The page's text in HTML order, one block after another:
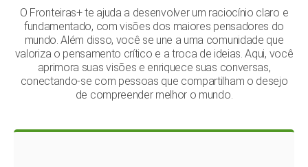
O Fronteiras+ te ajuda a desenvolver um raciocínio claro e
fundamentado, com visões dos maiores pensadores do
mundo. Além disso, você se une a uma comunidade que
valoriza o pensamento crítico e a troca de ideias. Aqui, você
aprimora suas visões e enriquece suas conversas,
conectando-se com pessoas que compartilham o desejo
de compreender melhor o mundo.